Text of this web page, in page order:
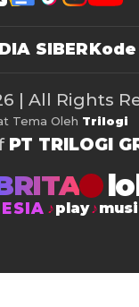
SIBER
| All Rights
Tema Oleh Trilogi
PT TRILOGI
play